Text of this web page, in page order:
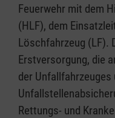
Feuerwehr mit dem
(HLF), dem
Löschfahrzeug (LF).
Erstversorgung, die
der Unfallfahrzeuges
Rettungs- und